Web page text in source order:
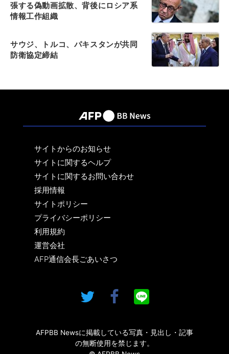
張する偽動画拡散、背後にロシア系
情報工作組織
サウジ、トルコ、パキスタンが共同
防衛協定締結
サイトからのお知らせ
サイトに関するヘルプ
サイトに関するお問い合わせ
採用情報
サイトポリシー
プライバシーポリシー
利用規約
運営会社
AFP通信会長ごあいさつ
AFPBB Newsに掲載している写真・見出し・記事
の無断使用を禁じます。